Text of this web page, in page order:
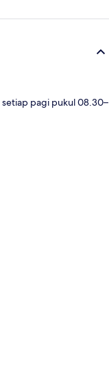
setiap pagi pukul 08.30–